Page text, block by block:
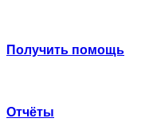
Получить помощь
Отчёты